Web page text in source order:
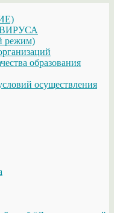
режим)
образования
осуществления